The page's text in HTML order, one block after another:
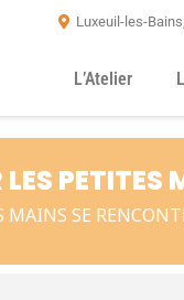
Luxeuil-les-
L’Atelier
LES
MAINS SE